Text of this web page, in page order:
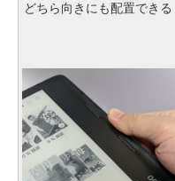
どちら向きにも配置できる